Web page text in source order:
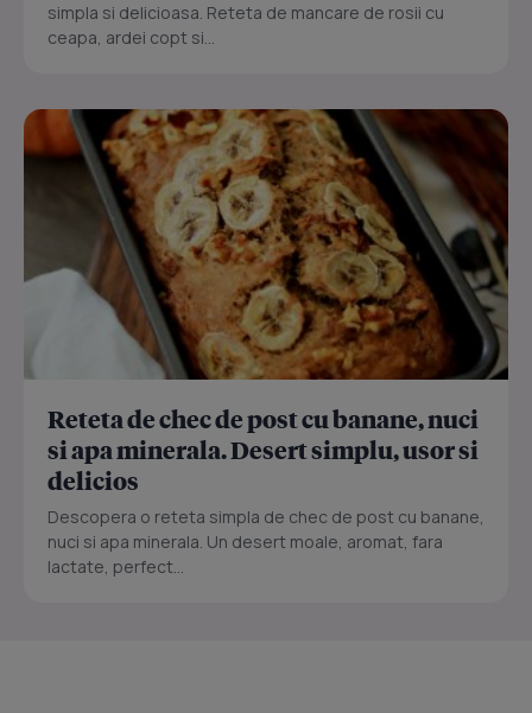
simpla si delicioasa. Reteta de mancare de rosii cu
ceapa, ardei copt si...
Reteta de chec de post cu banane, nuci
si apa minerala. Desert simplu, usor si
delicios
Descopera o reteta simpla de chec de post cu banane,
nuci si apa minerala. Un desert moale, aromat, fara
lactate, perfect...